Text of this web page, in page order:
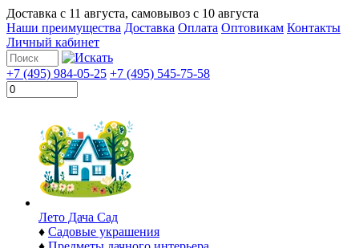
Доставка с 11 августа, самовывоз с 10 августа
Наши преимущества Доставка Оплата Оптовикам Контакты
Личный кабинет
+7 (495) 984-05-25 +7 (495) 545-75-58
Лето Дача Сад
♦ Садовые украшения